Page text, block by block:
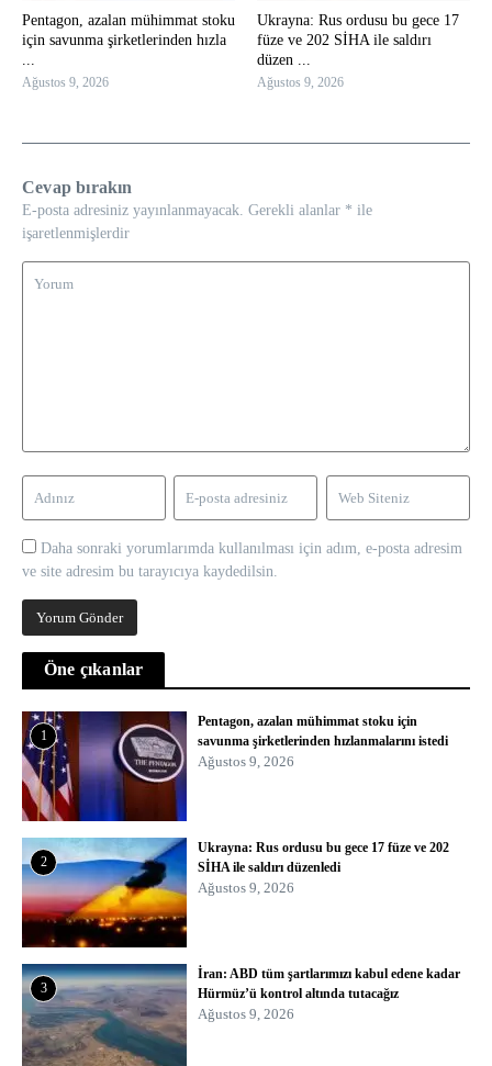
Pentagon, azalan mühimmat stoku
için savunma şirketlerinden hızla
Ağustos 9, 2026
Ukrayna: Rus ordusu bu gece 17
füze ve 202 SİHA ile saldırı
düzen ...
Ağustos 9, 2026
Cevap bırakın
E-posta adresiniz yayınlanmayacak. Gerekli alanlar * ile
işaretlenmişlerdir
Daha sonraki yorumlarımda kullanılması için adım, e-posta adresim
ve site adresim bu tarayıcıya kaydedilsin.
Öne çıkanlar
1
Pentagon, azalan mühimmat stoku için
savunma şirketlerinden hızlanmalarını istedi
Ağustos 9, 2026
2
Ukrayna: Rus ordusu bu gece 17 füze ve 202
SİHA ile saldırı düzenledi
Ağustos 9, 2026
3
İran: ABD tüm şartlarımızı kabul edene kadar
Hürmüz’ü kontrol altında tutacağız
Ağustos 9, 2026